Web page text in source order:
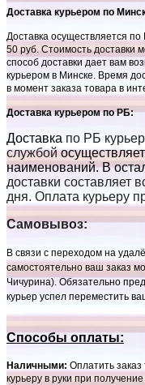
Доставка курьером по
Доставка осуществляется по
50 руб. Стоимость доставки
способ доставки дает вам
курьером в Минске. Время
в момент заказа товара в
Доставка курьером по РБ:
Доставка по РБ
службой
наименований. В
доставки составляет
дня. Оплата курьеру
Самовывоз:
В связи с переходом на
самостоятельно ваш заказ
Чичурина). Обязательно
курьер успел переместить
Способы оплаты:
Наличными: Оплатить
курьеру в руки при получение